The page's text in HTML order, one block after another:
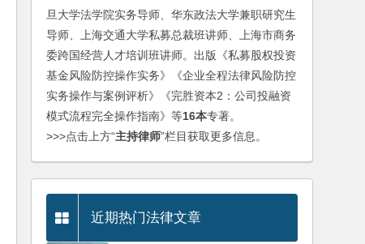
旦大学法学院实务导师、华东政法大学兼职研究生
导师、上海交通大学私募总裁班讲师、上海市商务
委跨国经营人才培训班讲师。出版《私募股权投资
基金风险防控操作实务》《企业全程法律风险防控
实务操作与案例评析》《完胜资本2：公司投融资
模式流程完全操作指南》等16本专著。
>>>点击上方“主持律师”栏目获取更多信息。
近期热门法律文章